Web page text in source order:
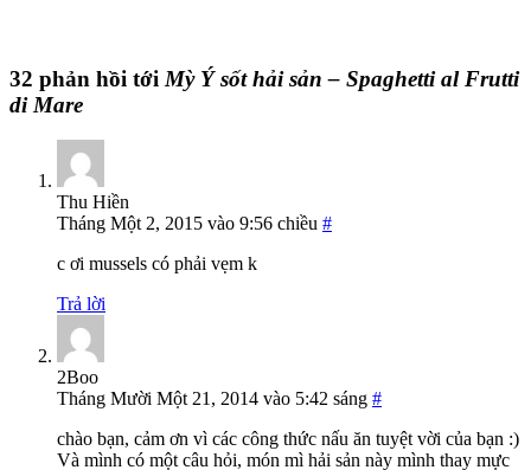
32 phản hồi tới Mỳ Ý sốt hải sản – Spaghetti al Frutti
di Mare
Thu Hiền
Tháng Một 2, 2015 vào 9:56 chiều #
c ơi mussels có phải vẹm k
Trả lời
2Boo
Tháng Mười Một 21, 2014 vào 5:42 sáng #
chào bạn, cảm ơn vì các công thức nấu ăn tuyệt vời của bạn :)
Và mình có một câu hỏi, món mì hải sản này mình thay mực